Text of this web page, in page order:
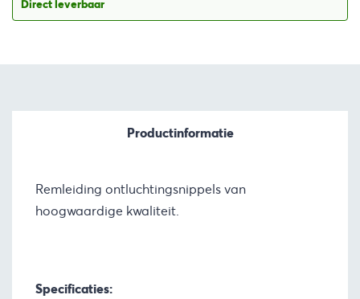
Direct leverbaar
Productinformatie
Remleiding ontluchtingsnippels van
hoogwaardige kwaliteit.
Specificaties: